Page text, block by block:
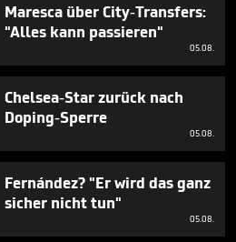
Maresca über City-Transfers:
"Alles kann passieren"
05.08.
Chelsea-Star zurück nach
Doping-Sperre
05.08.
Fernández? "Er wird das ganz
sicher nicht tun"
05.08.